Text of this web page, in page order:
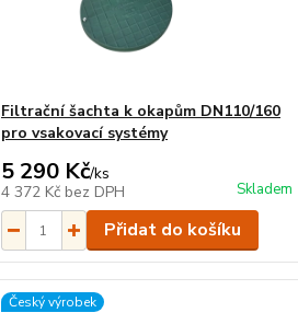
Filtrační šachta k okapům DN110/160
pro vsakovací systémy
5 290 Kč/ks
4 372 Kč bez DPH Skladem
Přidat do košíku
Český výrobek